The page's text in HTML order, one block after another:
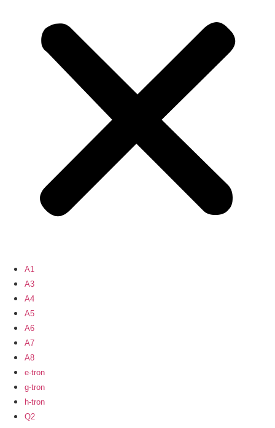
A1
A3
A4
A5
A6
A7
A8
e-tron
g-tron
h-tron
Q2